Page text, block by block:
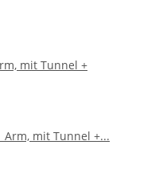
mit Tunnel +